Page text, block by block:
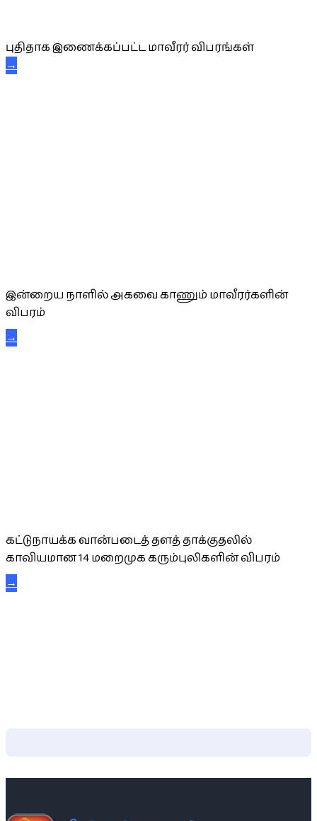
புதிதாக இணைக்கப்பட்ட மாவீரர் விபரங்கள்
→
இன்றைய நாளில் அகவை காணும் மாவீரர்களின்
விபரம்
→
கட்டுநாயக்க வான்படைத் தளத் தாக்குதலில்
காவியமான 14 மறைமுக கரும்புலிகளின் விபரம்
→